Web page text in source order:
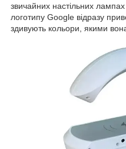
звичайних настільних
логотипу Google відразу
здивують кольори, якими